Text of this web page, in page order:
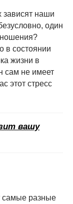
зависят наши
один
в состоянии
жизни в
сам не имеет
этот стресс
вашу
самые разные